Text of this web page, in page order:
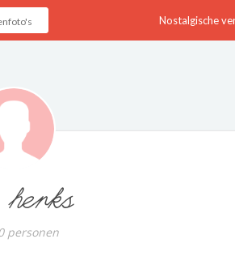
Nostalgische
personen